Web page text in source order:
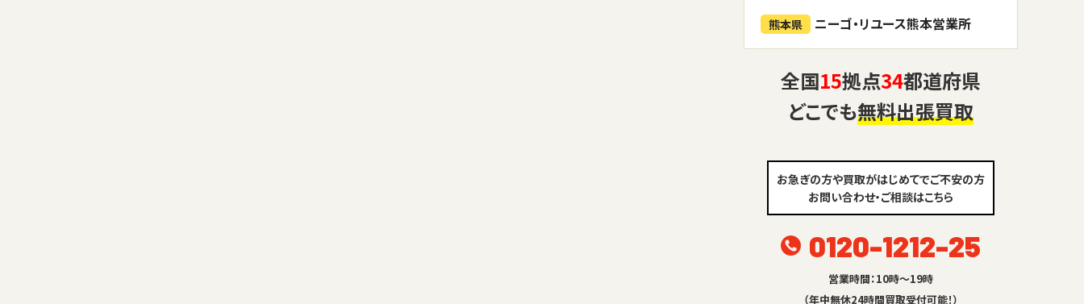
熊本県 ニーゴ・リユース熊本営業所
全国15拠点34都道府県
どこでも無料出張買取
お急ぎの方や買取がはじめてでご不安の方
お問い合わせ・ご相談はこちら
0120-1212-25
営業時間：10時～19時
（年中無休24時間買取受付可能！）